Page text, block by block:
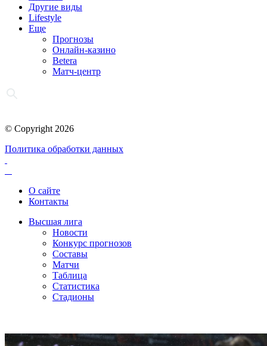
Другие виды
Lifestyle
Еще
Прогнозы
Онлайн-казино
Betera
Матч-центр
© Copyright 2026
Политика обработки данных
О сайте
Контакты
Высшая лига
Новости
Конкурс прогнозов
Составы
Матчи
Таблица
Статистика
Стадионы